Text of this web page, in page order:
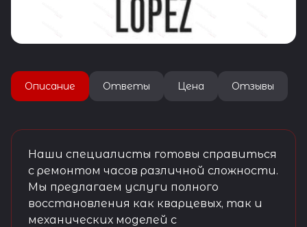
Описание Ответы Цена Отзывы
Наши специалисты готовы справиться
с ремонтом часов различной сложности.
Мы предлагаем услуги полного
восстановления как кварцевых, так и
механических моделей с